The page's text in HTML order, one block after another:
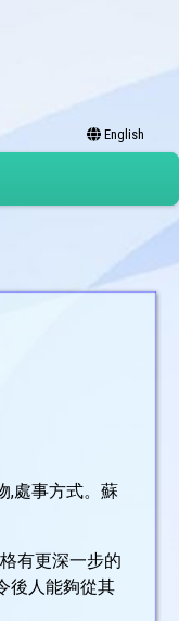
English
,處事方式。蘇
有更深一步的
後人能夠從其